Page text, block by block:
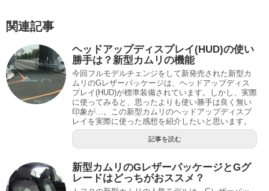
関連記事
ヘッドアップディスプレイ(HUD)の使い
勝手は？新型カムリの機能
今回フルモデルチェンジをして新発売された新型カ
ムリのGレザーパッケージは、ヘッドアップディス
プレイ(HUD)が標準装備されています。しかし、実際
に使ってみると、思ったよりも使い勝手は良く無い
印象が…。この新型カムリのヘッドアップディスプ
レイを実際に使った感想を紹介したいと思います。
記事を読む
新型カムリのGレザーパッケージとGグ
レードはどっちがおススメ？